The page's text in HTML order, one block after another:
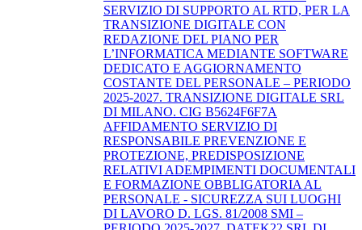
SERVIZIO DI SUPPORTO AL RTD, PER LA
TRANSIZIONE DIGITALE CON
REDAZIONE DEL PIANO PER
L’INFORMATICA MEDIANTE SOFTWARE
DEDICATO E AGGIORNAMENTO
COSTANTE DEL PERSONALE – PERIODO
2025-2027. TRANSIZIONE DIGITALE SRL
DI MILANO. CIG B5624F6F7A
AFFIDAMENTO SERVIZIO DI
RESPONSABILE PREVENZIONE E
PROTEZIONE, PREDISPOSIZIONE
RELATIVI ADEMPIMENTI DOCUMENTALI
E FORMAZIONE OBBLIGATORIA AL
PERSONALE - SICUREZZA SUI LUOGHI
DI LAVORO D. LGS. 81/2008 SMI –